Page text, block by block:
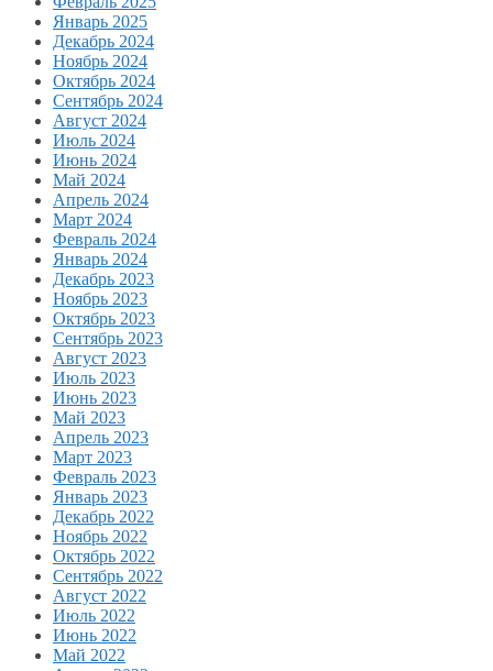
Январь 2025
Декабрь 2024
Ноябрь 2024
Октябрь 2024
Сентябрь 2024
Август 2024
Июль 2024
Июнь 2024
Май 2024
Апрель 2024
Март 2024
Февраль 2024
Январь 2024
Декабрь 2023
Ноябрь 2023
Октябрь 2023
Сентябрь 2023
Август 2023
Июль 2023
Июнь 2023
Май 2023
Апрель 2023
Март 2023
Февраль 2023
Январь 2023
Декабрь 2022
Ноябрь 2022
Октябрь 2022
Сентябрь 2022
Август 2022
Июль 2022
Июнь 2022
Май 2022